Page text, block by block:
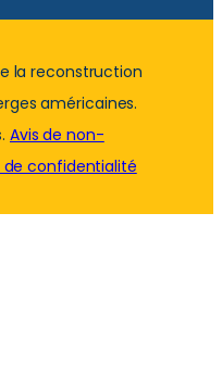
la reconstruction
américaines.
Avis de non-
de confidentialité